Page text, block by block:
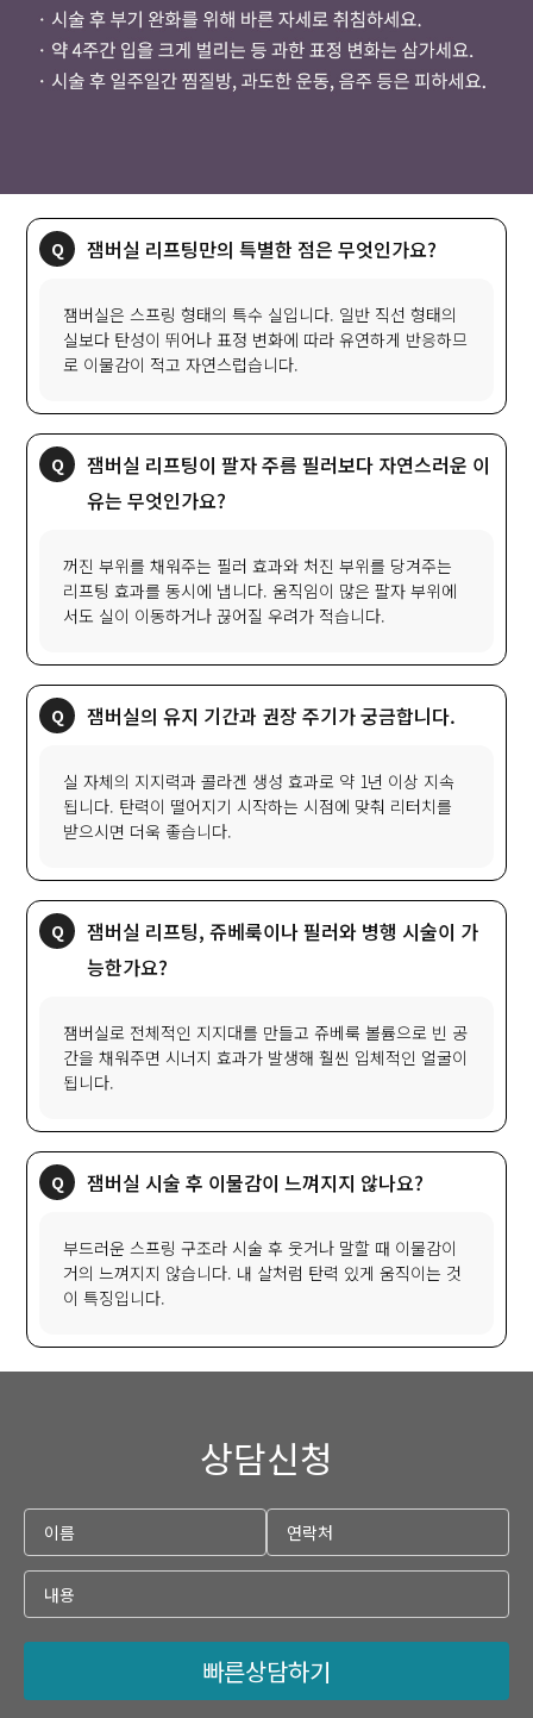
잼버실 리프팅만의 특별한 점은 무엇인가요?
잼버실은 스프링 형태의 특수 실입니다. 일반 직선 형태의
실보다 탄성이 뛰어나 표정 변화에 따라 유연하게 반응하므
로 이물감이 적고 자연스럽습니다.
잼버실 리프팅이 팔자 주름 필러보다 자연스러운 이
유는 무엇인가요?
꺼진 부위를 채워주는 필러 효과와 처진 부위를 당겨주는
리프팅 효과를 동시에 냅니다. 움직임이 많은 팔자 부위에
서도 실이 이동하거나 끊어질 우려가 적습니다.
잼버실의 유지 기간과 권장 주기가 궁금합니다.
실 자체의 지지력과 콜라겐 생성 효과로 약 1년 이상 지속
됩니다. 탄력이 떨어지기 시작하는 시점에 맞춰 리터치를
받으시면 더욱 좋습니다.
잼버실 리프팅, 쥬베룩이나 필러와 병행 시술이 가
능한가요?
잼버실로 전체적인 지지대를 만들고 쥬베룩 볼륨으로 빈 공
간을 채워주면 시너지 효과가 발생해 훨씬 입체적인 얼굴이
됩니다.
잼버실 시술 후 이물감이 느껴지지 않나요?
부드러운 스프링 구조라 시술 후 웃거나 말할 때 이물감이
거의 느껴지지 않습니다. 내 살처럼 탄력 있게 움직이는 것
이 특징입니다.
상담신청
빠른상담하기